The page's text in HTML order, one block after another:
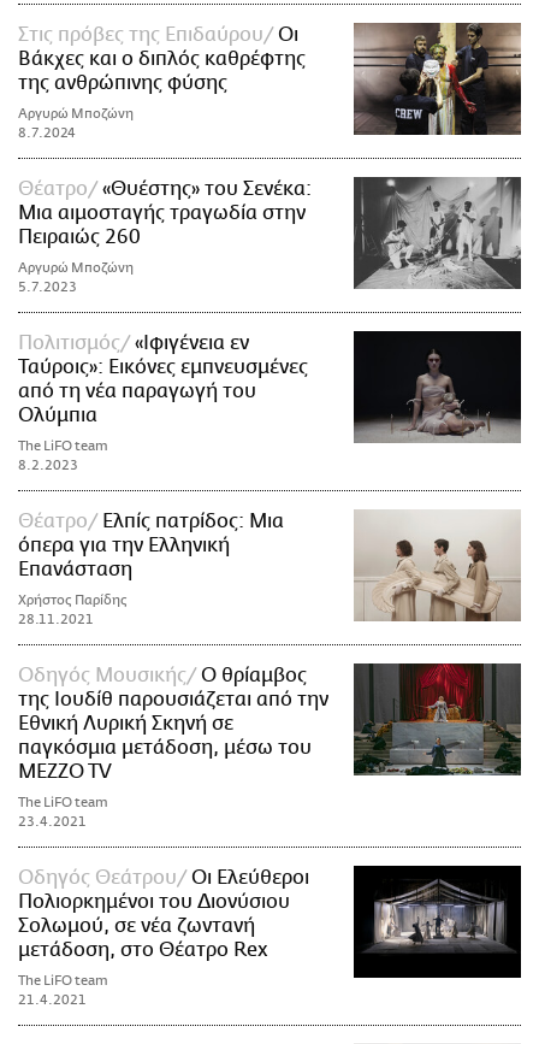
Στις πρόβες της Επιδαύρου
Οι
Βάκχες και ο διπλός καθρέφτης
της ανθρώπινης φύσης
Αργυρώ Μποζώνη
8.7.2024
Θέατρο
«Θυέστης» του Σενέκα:
Μια αιμοσταγής τραγωδία στην
Πειραιώς 260
Αργυρώ Μποζώνη
5.7.2023
Πολιτισμός
«Ιφιγένεια εν
Ταύροις»: Εικόνες εμπνευσμένες
από τη νέα παραγωγή του
Ολύμπια
The LiFO team
8.2.2023
Θέατρο
Ελπίς πατρίδος: Μια
όπερα για την Ελληνική
Επανάσταση
Χρήστος Παρίδης
28.11.2021
Οδηγός Μουσικής
Ο θρίαμβος
της Ιουδίθ παρουσιάζεται από την
Εθνική Λυρική Σκηνή σε
παγκόσμια μετάδοση, μέσω του
MEZZO TV
The LiFO team
23.4.2021
Οδηγός Θεάτρου
Οι Ελεύθεροι
Πολιορκημένοι του Διονύσιου
Σολωμού, σε νέα ζωντανή
μετάδοση, στο Θέατρο Rex
The LiFO team
21.4.2021